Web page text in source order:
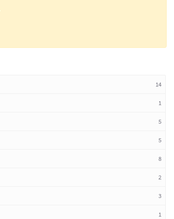
14
1
5
5
8
2
3
1